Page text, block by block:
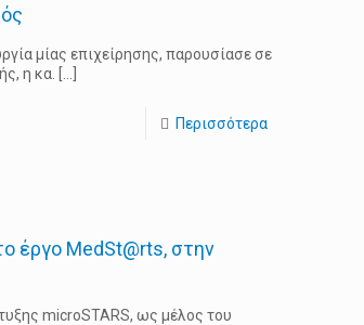
μίας επιχείρησης, παρουσίασε σε
η κα.
Περισσότερα
έργο MedSt@rts, στην
microSTARS, ως μέλος του